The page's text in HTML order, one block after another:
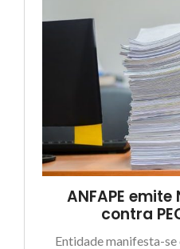
ANFAPE
contra
Entidade manifesta-